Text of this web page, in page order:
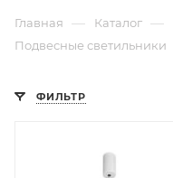
Главная — Каталог —
Подвесные светильники
ФИЛЬТР